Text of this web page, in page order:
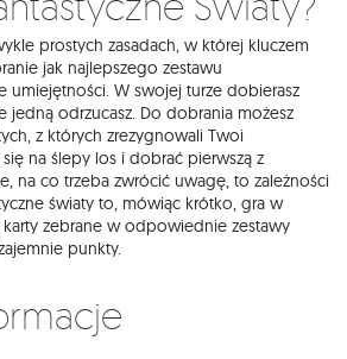
prostych zasadach, w której kluczem
jak najlepszego zestawu
umiejętności. W swojej turze dobierasz
jedną odrzucasz. Do dobrania możesz
z których zrezygnowali Twoi
na ślepy los i dobrać pierwszą z
na co trzeba zwrócić uwagę, to zależności
światy to, mówiąc krótko, gra w
zebrane w odpowiednie zestawy
punkty.